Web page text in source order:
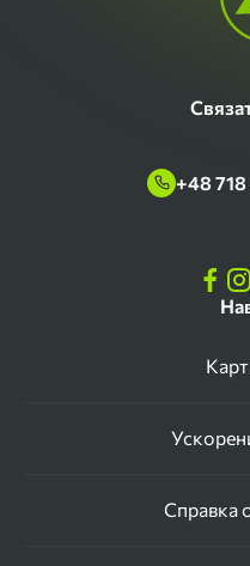
+48
Справка